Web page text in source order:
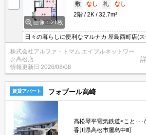
画像：21枚
敷
なし 礼
なし
2階
2K 32.7m²
日々の暮らしに便利なマルナカ 屋島西町店(ス
が揃っているので、快適に過ごしやすいお部
すさが満載でイチオシはこちらです。
株式会社アルファ・トマム エイブルネットワー
ク高松店
情報更新日 2026/08/08
賃貸アパート フォブール高崎
高松琴平電気鉄道<こと･･
香川県高松市屋島中町